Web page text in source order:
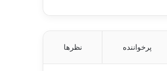
پرخواننده نظرها